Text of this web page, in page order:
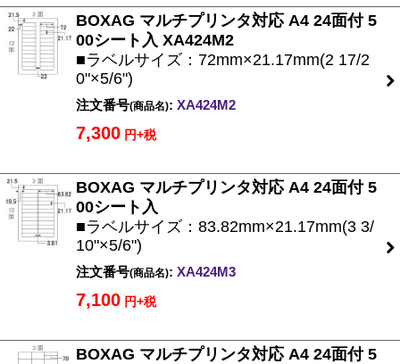
BOXAG マルチプリンタ対応 A4 24面付 5
00シート入 XA424M2
■ラベルサイズ：72mm×21.17mm(2 17/2
0"×5/6")
注文番号(商品名): XA424M2
7,300 円+税
BOXAG マルチプリンタ対応 A4 24面付 5
00シート入
■ラベルサイズ：83.82mm×21.17mm(3 3/
10"×5/6")
注文番号(商品名): XA424M3
7,100 円+税
BOXAG マルチプリンタ対応 A4 24面付 5